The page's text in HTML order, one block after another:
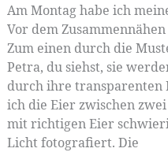
Am Montag habe ich
Vor dem
Zum einen durch die
Petra, du siehst, sie
durch ihre transparenten
ich die Eier zwischen
mit richtigen Eier
Licht fotografiert. Die